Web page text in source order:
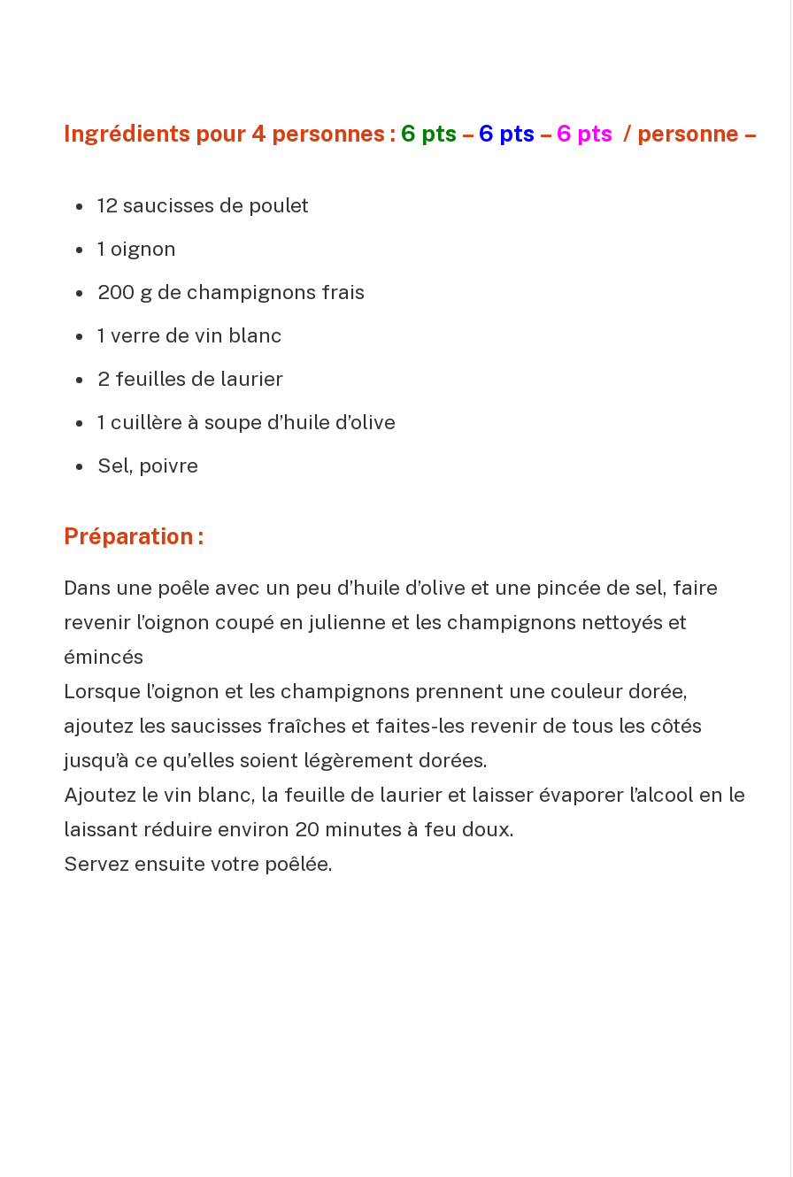
Ingrédients pour 4 personnes : 6 pts – 6 pts – 6 pts / personne –
12 saucisses de poulet
1 oignon
200 g de champignons frais
1 verre de vin blanc
2 feuilles de laurier
1 cuillère à soupe d’huile d’olive
Sel, poivre
Préparation :
Dans une poêle avec un peu d’huile d’olive et une pincée de sel, faire
revenir l’oignon coupé en julienne et les champignons nettoyés et
émincés
Lorsque l’oignon et les champignons prennent une couleur dorée,
ajoutez les saucisses fraîches et faites-les revenir de tous les côtés
jusqu’à ce qu’elles soient légèrement dorées.
Ajoutez le vin blanc, la feuille de laurier et laisser évaporer l’alcool en le
laissant réduire environ 20 minutes à feu doux.
Servez ensuite votre poêlée.